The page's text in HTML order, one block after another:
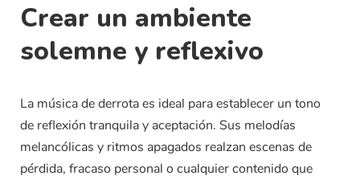
Crear un ambiente
solemne y reflexivo
La música de derrota es ideal para establecer un tono
de reflexión tranquila y aceptación. Sus melodías
melancólicas y ritmos apagados realzan escenas de
pérdida, fracaso personal o cualquier contenido que